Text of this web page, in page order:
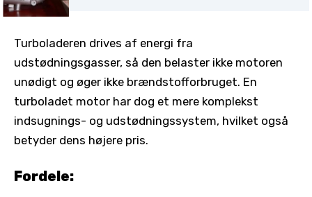
Turboladeren drives af energi fra
udstødningsgasser, så den belaster ikke motoren
unødigt og øger ikke brændstofforbruget. En
turboladet motor har dog et mere komplekst
indsugnings- og udstødningssystem, hvilket også
betyder dens højere pris.
Fordele: